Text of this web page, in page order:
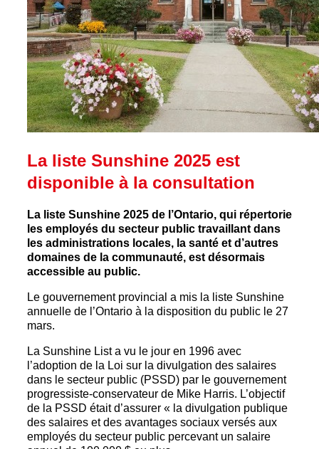
La liste Sunshine 2025 est
disponible à la consultation
La liste Sunshine 2025 de l’Ontario, qui répertorie
les employés du secteur public travaillant dans
les administrations locales, la santé et d’autres
domaines de la communauté, est désormais
accessible au public.
Le gouvernement provincial a mis la liste Sunshine
annuelle de l’Ontario à la disposition du public le 27
mars.
La Sunshine List a vu le jour en 1996 avec
l’adoption de la Loi sur la divulgation des salaires
dans le secteur public (PSSD) par le gouvernement
progressiste-conservateur de Mike Harris. L’objectif
de la PSSD était d’assurer « la divulgation publique
des salaires et des avantages sociaux versés aux
employés du secteur public percevant un salaire